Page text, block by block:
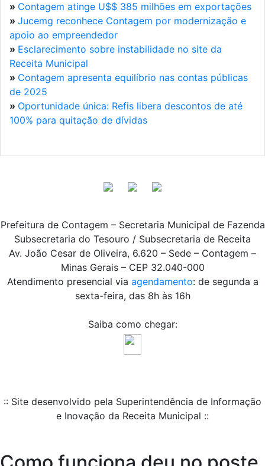
» Contagem atinge U$$ 385 milhões em exportações
» Jucemg reconhece Contagem por modernização e
apoio ao empreendedor
» Esclarecimento sobre instabilidade no site da
Receita Municipal
» Contagem apresenta equilíbrio nas contas públicas
de 2025
» Oportunidade única: Refis libera descontos de até
100% para quitação de dívidas
Prefeitura de Contagem – Secretaria Municipal de Fazenda
Subsecretaria do Tesouro / Subsecretaria de Receita
Av. João Cesar de Oliveira, 6.620 – Sede – Contagem –
Minas Gerais – CEP 32.040-000
Atendimento presencial via agendamento: de segunda a
sexta-feira, das 8h às 16h
Saiba como chegar:
:: Site desenvolvido pela Superintendência de Informação
e Inovação da Receita Municipal ::